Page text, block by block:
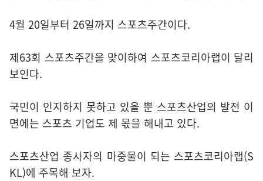
4월 20일부터 26일까지 스포츠주간이다.
제63회 스포츠주간을 맞이하여 스포츠코리아랩이 달리
보인다.
국민이 인지하지 못하고 있을 뿐 스포츠산업의 발전 이
면에는 스포츠 기업도 제 몫을 해내고 있다.
스포츠산업 종사자의 마중물이 되는 스포츠코리아랩(S
KL)에 주목해 보자.